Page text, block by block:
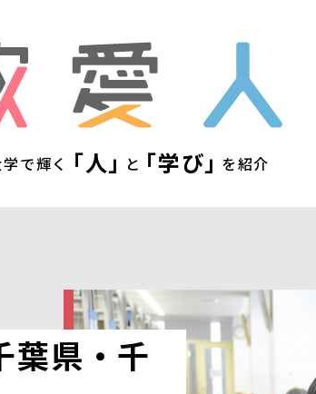
で輝く「人」と「学び」を紹介
葉県・千